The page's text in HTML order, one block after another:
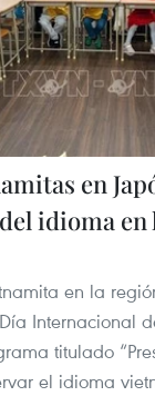
en
idioma
en la
Internacional
titulado
el idioma